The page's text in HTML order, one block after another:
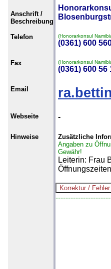
Anschrift /
Beschreibung
Telefon (Honorarkonsul
(0361) 600
Fax (Honorarkonsul
(0361) 600 56
Email
Webseite -
Hinweise
Zusätzliche
Angaben zu
Gewähr!
Leiterin: Frau